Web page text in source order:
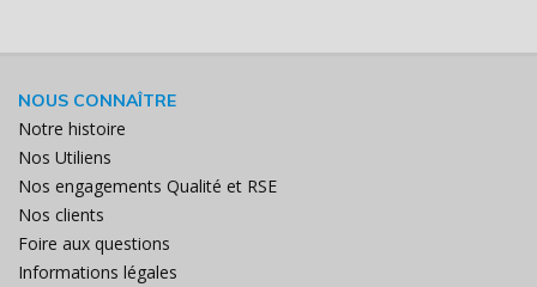
NOUS CONNAÎTRE
Notre histoire
Nos Utiliens
Nos engagements Qualité et RSE
Nos clients
Foire aux questions
Informations légales